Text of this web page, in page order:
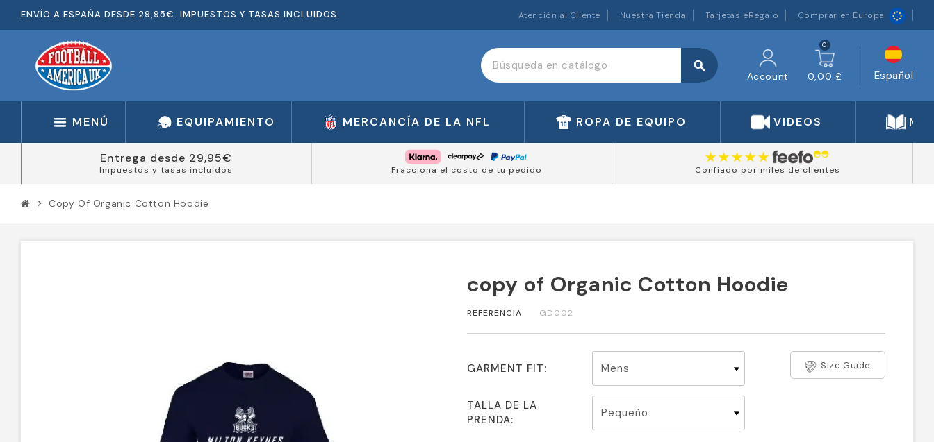
ENVÍO A ESPAÑA DESDE 29,95€. IMPUESTOS Y TASAS INCLUIDOS. Atención al Cliente Nuestra Tienda Tarjetas eRegalo Comprar en Europa
search
Account
0
0,00 £ Español
MENÚ EQUIPAMIENTO MERCANCÍA DE LA NFL ROPA DE EQUIPO VIDEOS
Entrega desde 29,95€
Impuestos y tasas incluidos Fracciona el costo de tu pedido Confiado por miles de clientes
chevron_right Copy Of Organic Cotton Hoodie
copy of Organic Cotton Hoodie
REFERENCIA GD002
GARMENT FIT: Size Guide
TALLA DE LA
PRENDA: